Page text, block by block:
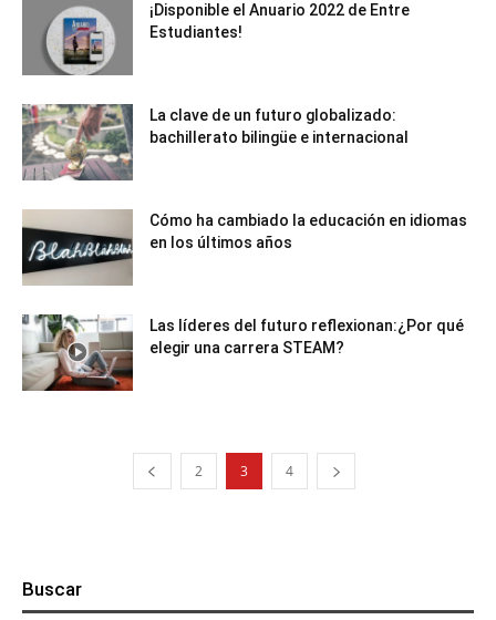
¡Disponible el Anuario 2022 de Entre
Estudiantes!
La clave de un futuro globalizado:
bachillerato bilingüe e internacional
Cómo ha cambiado la educación en idiomas
en los últimos años
Las líderes del futuro reflexionan:¿Por qué
elegir una carrera STEAM?
2 3 4
Buscar